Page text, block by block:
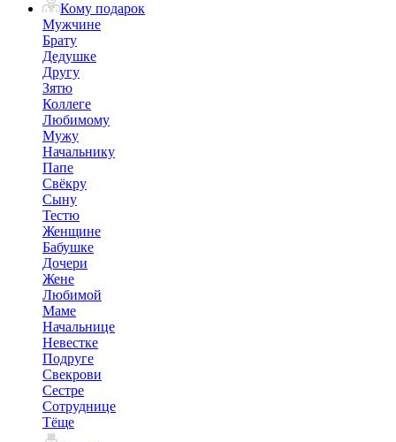
Кому подарок
Мужчине
Брату
Дедушке
Другу
Зятю
Коллеге
Любимому
Мужу
Начальнику
Папе
Свёкру
Сыну
Тестю
Женщине
Бабушке
Дочери
Жене
Любимой
Маме
Начальнице
Невестке
Подруге
Свекрови
Сестре
Сотруднице
Тёще